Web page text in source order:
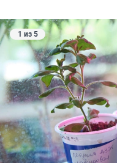
1 из 5